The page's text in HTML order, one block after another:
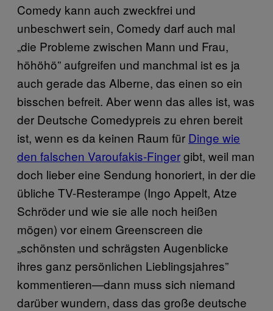
Comedy kann auch zweckfrei und
unbeschwert sein, Comedy darf auch mal
„die Probleme zwischen Mann und Frau,
höhöhö” aufgreifen und manchmal ist es ja
auch gerade das Alberne, das einen so ein
bisschen befreit. Aber wenn das alles ist, was
der Deutsche Comedypreis zu ehren bereit
ist, wenn es da keinen Raum für Dinge wie
den falschen Varoufakis-Fingergibt, weil man
doch lieber eine Sendung honoriert, in der die
übliche TV-Resterampe (Ingo Appelt, Atze
Schröder und wie sie alle noch heißen
mögen) vor einem Greenscreen die
„schönsten und schrägsten Augenblicke
ihres ganz persönlichen Lieblingsjahres”
kommentieren—dann muss sich niemand
darüber wundern, dass das große deutsche